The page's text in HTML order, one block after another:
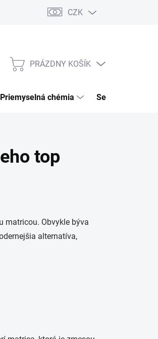
ochrany osobných údajov
CZK
NÁKUPNÝ
PRÁZDNY KOŠÍK
priemyselná chémia separátor,
top
matricou. Obvykle býva
alternatíva,